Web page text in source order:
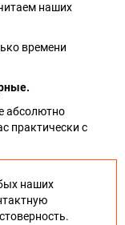
наших
времени
абсолютно
практически с
наших